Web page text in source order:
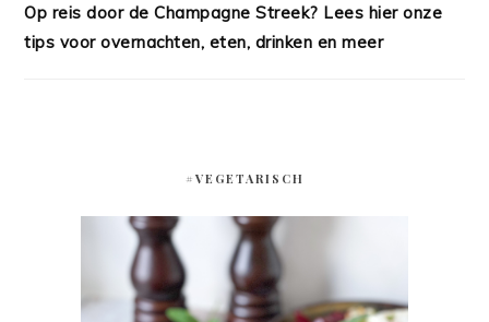
Op reis door de Champagne Streek? Lees hier onze
tips voor overnachten, eten, drinken en meer
#VEGETARISCH